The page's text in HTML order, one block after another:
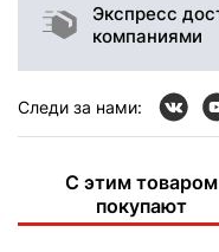
Экспресс
компаниями
Следи за нами:
С этим товаром
покупают